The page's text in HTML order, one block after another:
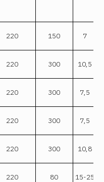
220 150 7
220 300 10,5
220 300 7,5
220 300 7,5
220 300 10,8
220 80 15-25